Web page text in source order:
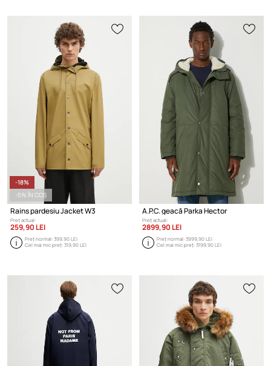
-18%
-5% ÎN COȘ
Rains pardesiu Jacket W3
Preț actual:
259,90 LEI
Preț normal:399,90 LEI
Cel mai mic preț:319,90 LEI
A.P.C. geacă Parka Hector
Preț actual:
2899,90 LEI
Preț normal:3999,90 LEI
Cel mai mic preț:3199,90 LEI